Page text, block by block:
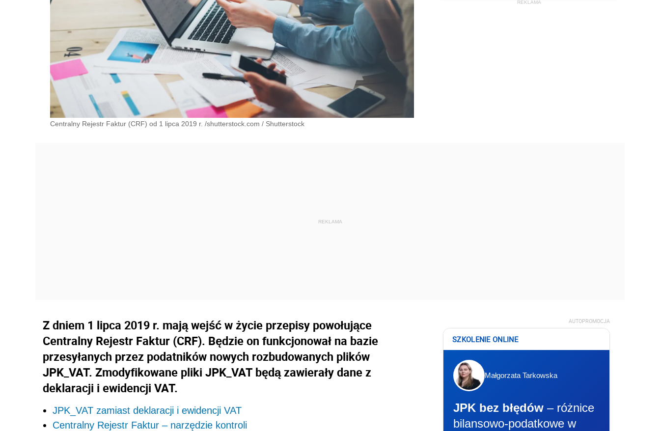
Centralny Rejestr Faktur (CRF) od 1 lipca 2019 r. /shutterstock.com / Shutterstock
Z dniem 1 lipca 2019 r. mają wejść w życie przepisy powołujące
Centralny Rejestr Faktur (CRF). Będzie on funkcjonował na bazie
przesyłanych przez podatników nowych rozbudowanych plików
JPK_VAT. Zmodyfikowane pliki JPK_VAT będą zawierały dane z
deklaracji i ewidencji VAT.
JPK_VAT zamiast deklaracji i ewidencji VAT
Centralny Rejestr Faktur – narzędzie kontroli
AUTOPROMOCJA
SZKOLENIE ONLINE
Małgorzata Tarkowska
JPK bez błędów – różnice
bilansowo-podatkowe w